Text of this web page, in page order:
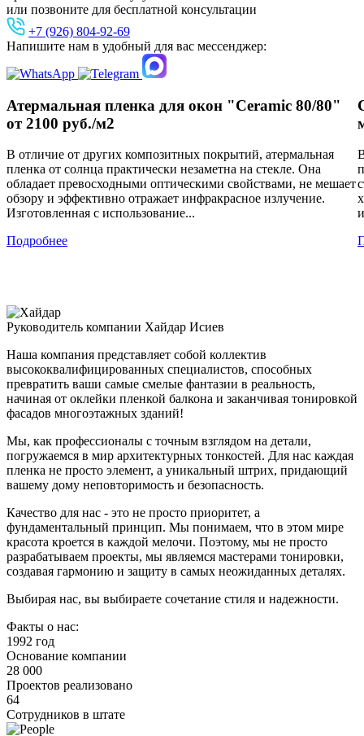
или позвоните для бесплатной консультации
+7 (926) 804-92-69
Напишите нам в удобный для вас мессенджер:
Атермальная пленка для окон "Ceramic 80/80"
от 2100 руб./м2
В отличие от других композитных покрытий, атермальная
пленка от солнца практически незаметна на стекле. Она
обладает превосходными оптическими свойствами, не мешает
обзору и эффективно отражает инфракрасное излучение.
Изготовленная с использование...
Подробнее
Руководитель компании Хайдар Исиев
Наша компания представляет собой коллектив
высококвалифицированных специалистов, способных
превратить ваши самые смелые фантазии в реальность,
начиная от оклейки пленкой балкона и заканчивая тонировкой
фасадов многоэтажных зданий!
Мы, как профессионалы с точным взглядом на детали,
погружаемся в мир архитектурных тонкостей. Для нас каждая
пленка не просто элемент, а уникальный штрих, придающий
вашему дому неповторимость и безопасность.
Качество для нас - это не просто приоритет, а
фундаментальный принцип. Мы понимаем, что в этом мире
красота кроется в каждой мелочи. Поэтому, мы не просто
разрабатываем проекты, мы являемся мастерами тонировки,
создавая гармонию и защиту в самых неожиданных деталях.
Выбирая нас, вы выбираете сочетание стиля и надежности.
Факты о нас:
1992 год
Основание компании
28 000
Проектов реализовано
64
Сотрудников в штате